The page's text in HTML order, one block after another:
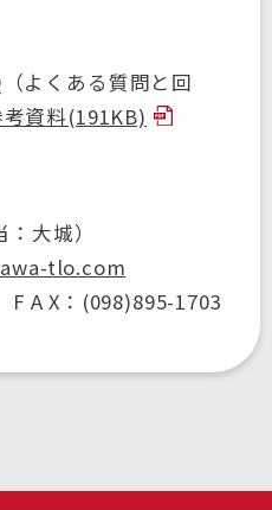
よくある質問と回
考資料(191KB)
大城）
tlo.com
A X：(098)895-1703